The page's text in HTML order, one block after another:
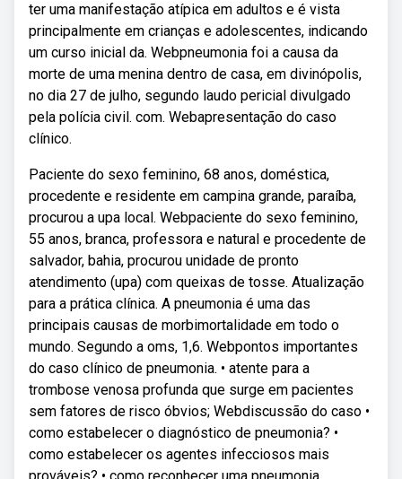
ter uma manifestação atípica em adultos e é vista
principalmente em crianças e adolescentes, indicando
um curso inicial da. Webpneumonia foi a causa da
morte de uma menina dentro de casa, em divinópolis,
no dia 27 de julho, segundo laudo pericial divulgado
pela polícia civil. com. Webapresentação do caso
clínico.
Paciente do sexo feminino, 68 anos, doméstica,
procedente e residente em campina grande, paraíba,
procurou a upa local. Webpaciente do sexo feminino,
55 anos, branca, professora e natural e procedente de
salvador, bahia, procurou unidade de pronto
atendimento (upa) com queixas de tosse. Atualização
para a prática clínica. A pneumonia é uma das
principais causas de morbimortalidade em todo o
mundo. Segundo a oms, 1,6. Webpontos importantes
do caso clínico de pneumonia. • atente para a
trombose venosa profunda que surge em pacientes
sem fatores de risco óbvios; Webdiscussão do caso •
como estabelecer o diagnóstico de pneumonia? •
como estabelecer os agentes infecciosos mais